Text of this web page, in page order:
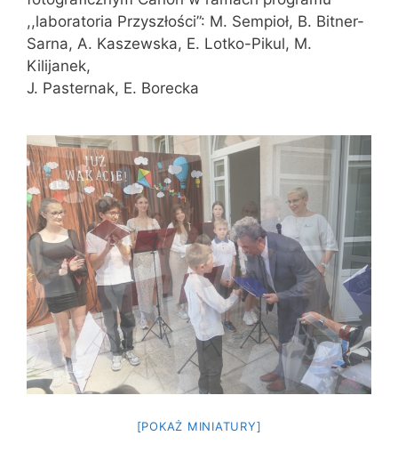
,,laboratoria Przyszłości”: M. Sempioł, B. Bitner-
Sarna, A. Kaszewska, E. Lotko-Pikul, M.
Kilijanek,
J. Pasternak, E. Borecka
[POKAŻ MINIATURY]